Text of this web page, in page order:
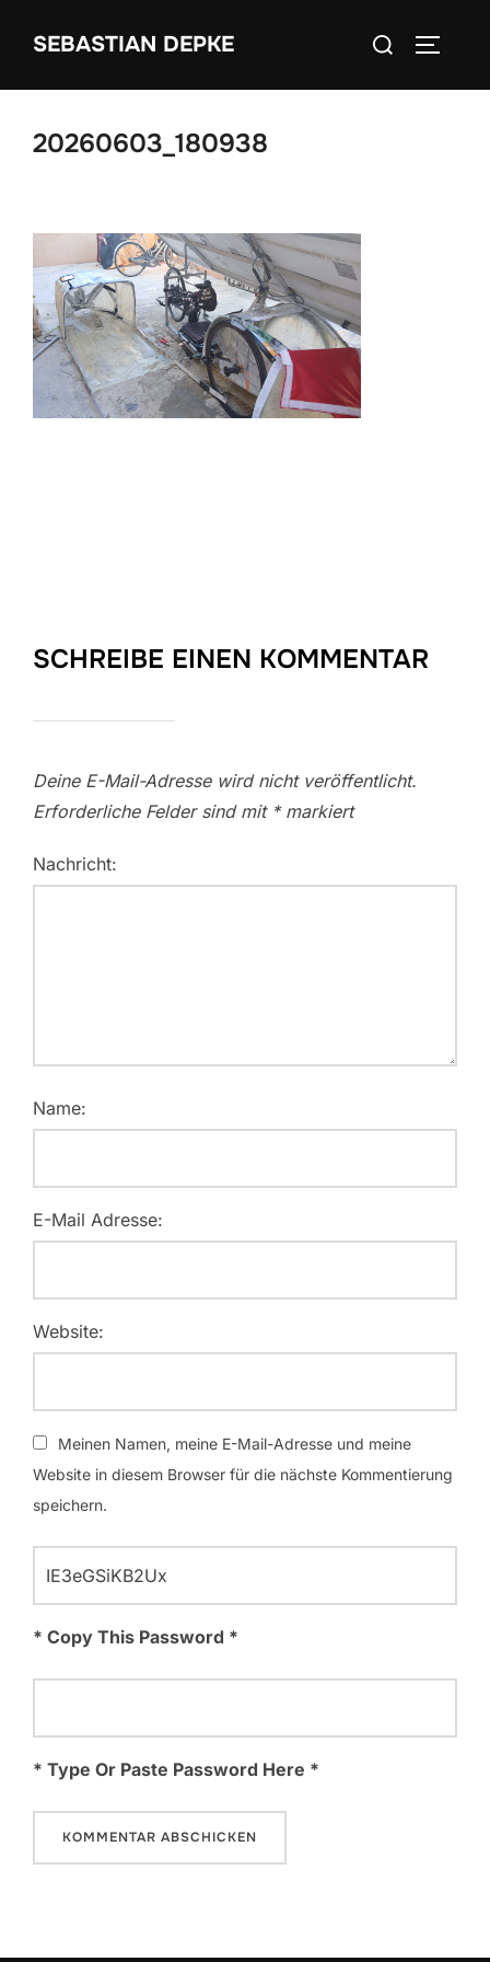
InhaltSEBASTIAN DEPKE
Suchen
20260603_180938
SCHREIBE EINEN KOMMENTAR
Deine E-Mail-Adresse wird nicht veröffentlicht.
Erforderliche Felder sind mit *markiert
Nachricht:
Name:
E-Mail Adresse:
Website:
Meinen Namen, meine E-Mail-Adresse und meine
Website in diesem Browser für die nächste Kommentierung
speichern.
* Copy This Password *
* Type Or Paste Password Here *